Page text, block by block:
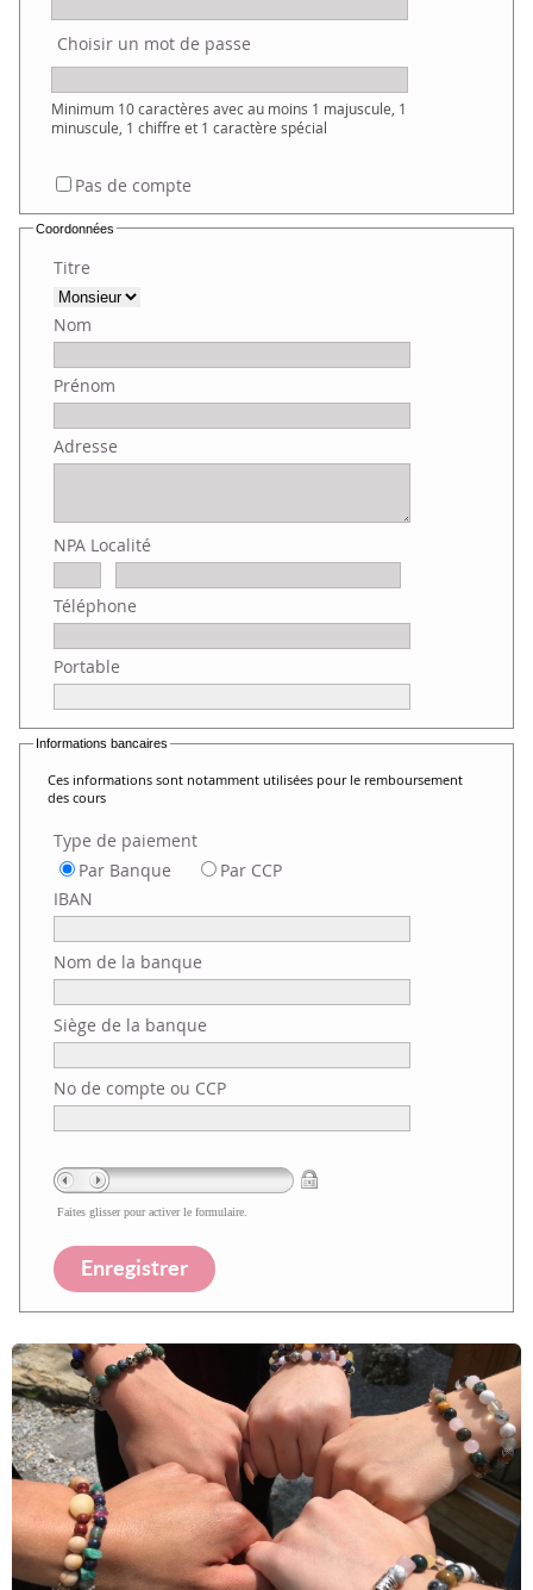
Choisir un mot de passe
Minimum 10 caractères avec au moins 1 majuscule, 1
minuscule, 1 chiffre et 1 caractère spécial
Pas de compte
Coordonnées
Titre
Nom
Prénom
Adresse
NPA Localité
Téléphone
Portable
Informations bancaires
Ces informations sont notamment utilisées pour le remboursement
des cours
Type de paiement
Par Banque
Par CCP
IBAN
Nom de la banque
Siège de la banque
No de compte ou CCP
Faites glisser pour activer le formulaire.